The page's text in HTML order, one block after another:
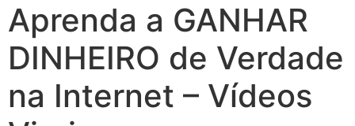
Aprenda a GANHAR
DINHEIRO de Verdade
na Internet – Vídeos